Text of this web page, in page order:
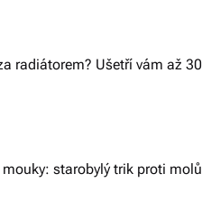
st
z
radiátorem? Ušetří vám až
starobylý trik proti